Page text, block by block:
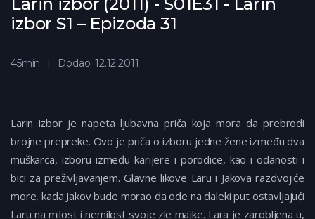
izbor S1 – Epizoda 31
45min Dodao: 12.12.2011
Larin izbor je napeta ljubavna priča koja mora da prebrodi
brojne prepreke. Ovo je priča o izboru jedne žene između dva
muškarca, izboru između karijere i porodice, kao i odanosti i
bici za preživljavanjem. Glavne likove Laru i Jakova razdvojiće
more, kada Jakov bude morao da ode na daleki put ostavljajući
Laru na milost i nemilost svoje zle majke. Lara je zarobljena u,